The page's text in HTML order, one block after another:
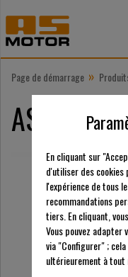
Page de démarrage »
AS 700 KM
En cliquant sur
d'utiliser des cookies
l'expérience de tous
recommandations
tiers. En cliquant,
Vous pouvez adapter
via "Configurer" ;
ultérieurement à tout